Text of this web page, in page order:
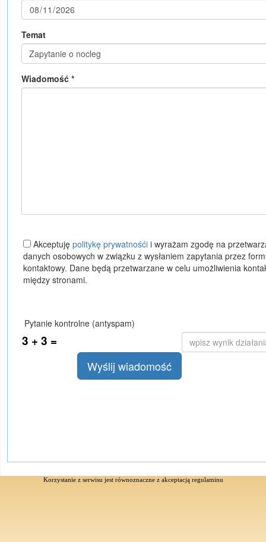
Korzystanie z serwisu jest równoznaczne z akceptacją regulaminu